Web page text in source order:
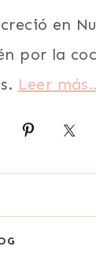
en
por la
Leer